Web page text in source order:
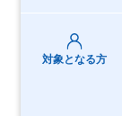
対象となる方